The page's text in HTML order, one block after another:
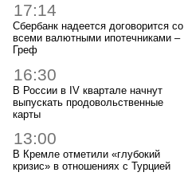
17:14
Сбербанк надеется договорится со
всеми валютными ипотечниками –
Греф
16:30
В России в IV квартале начнут
выпускать продовольственные
карты
13:00
В Кремле отметили «глубокий
кризис» в отношениях с Турцией